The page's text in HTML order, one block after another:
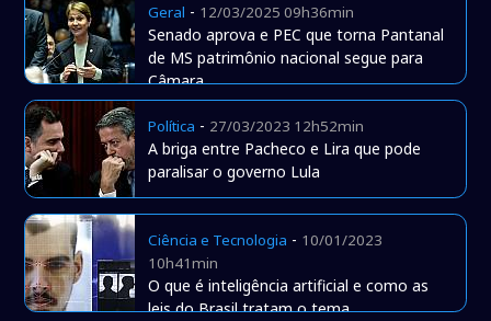
Geral - 12/03/2025 09h36min
Senado aprova e PEC que torna Pantanal
de MS patrimônio nacional segue para
Câmara
Política - 27/03/2023 12h52min
A briga entre Pacheco e Lira que pode
paralisar o governo Lula
Ciência e Tecnologia - 10/01/2023
10h41min
O que é inteligência artificial e como as
leis do Brasil tratam o tema